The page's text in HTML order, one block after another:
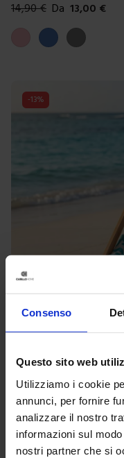
Consenso
Questo sito web
Utilizziamo i cookie
annunci, per fornire
analizzare il nostro
informazioni sul
nostri partner che si
14,90€ Da 13,00 €
Colori disponibili
Blue Grigio
-13%
Telo Pareo Con Frange
14,90
Da 13,00
Colori disponibili